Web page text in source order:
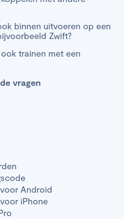
Android
iPhone
binnen uitvoeren op een
Zwift?
trainen met een
vragen